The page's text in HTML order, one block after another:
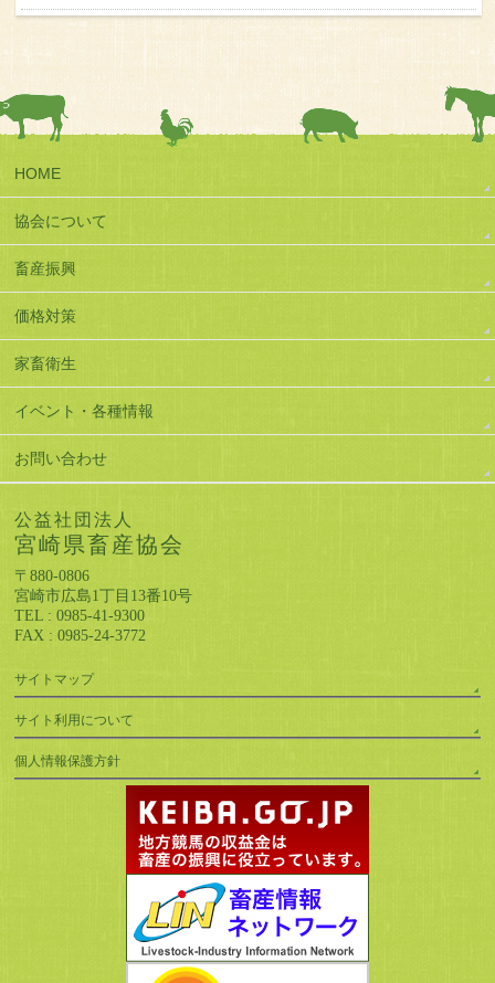
HOME
協会について
畜産振興
価格対策
家畜衛生
イベント・各種情報
お問い合わせ
公益社団法人
宮崎県畜産協会
〒880-0806
宮崎市広島1丁目13番10号
TEL : 0985-41-9300
FAX : 0985-24-3772
サイトマップ
サイト利用について
個人情報保護方針